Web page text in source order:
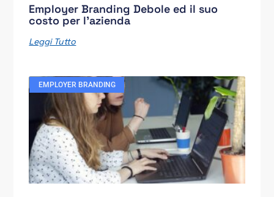
Employer Branding Debole ed il suo
costo per l’azienda
Leggi Tutto
EMPLOYER BRANDING